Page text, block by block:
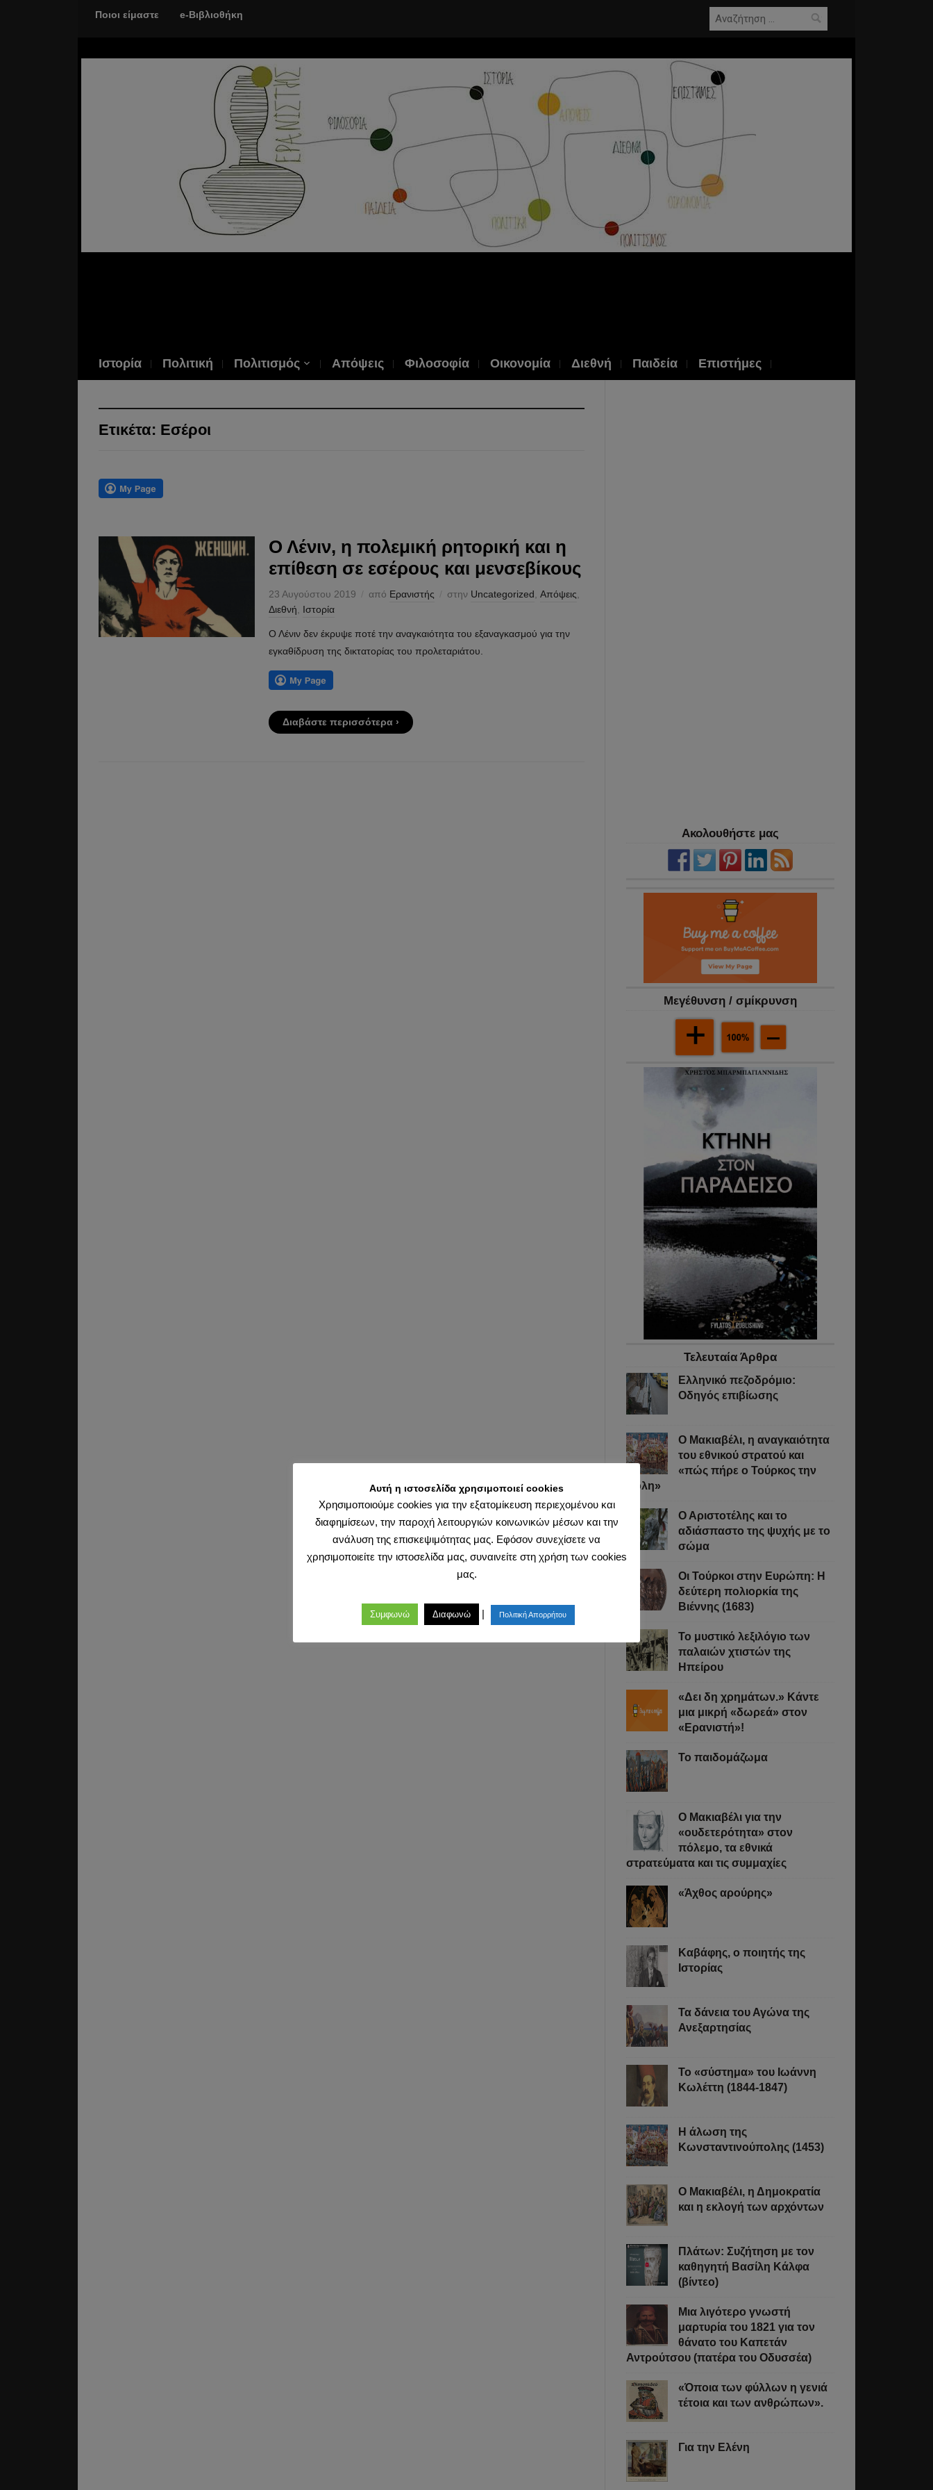
Ποιοι είμαστε e-Βιβλιοθήκη
Αναζήτηση
για:
Ιστορία Πολιτική Πολιτισμός Απόψεις Φιλοσοφία Οικονομία Διεθνή Παιδεία Επιστήμες
Ετικέτα: Εσέροι
Ο Λένιν, η πολεμική ρητορική και η
επίθεση σε εσέρους και μενσεβίκους
23 Αυγούστου 2019 από Ερανιστής στην Uncategorized Απόψεις
Διεθνή
Ιστορία
Ο Λένιν δεν έκρυψε ποτέ την αναγκαιότητα του εξαναγκασμού για την
εγκαθίδρυση της δικτατορίας του προλεταριάτου.
Διαβάστε περισσότερα ›
Ακολουθήστε μας
Mεγέθυνση / σμίκρυνση
Τελευταία Άρθρα
Ελληνικό πεζοδρόμιο:
Οδηγός επιβίωσης
Ο Μακιαβέλι, η αναγκαιότητα
του εθνικού στρατού και
«πώς πήρε ο Τούρκος την
Πόλη»
Ο Αριστοτέλης και το
αδιάσπαστο της ψυχής με το
σώμα
Οι Τούρκοι στην Ευρώπη: Η
δεύτερη πολιορκία της
Βιέννης (1683)
Το μυστικό λεξιλόγιο των
παλαιών χτιστών της
Ηπείρου
«Δει δη χρημάτων.» Κάντε
μια μικρή «δωρεά» στον
«Ερανιστή»!
Το παιδομάζωμα
O Μακιαβέλι για την
«ουδετερότητα» στον
πόλεμο, τα εθνικά
στρατεύματα και τις συμμαχίες
«Άχθος αρούρης»
Καβάφης, ο ποιητής της
Ιστορίας
Τα δάνεια του Αγώνα της
Ανεξαρτησίας
Το «σύστημα» του Ιωάννη
Κωλέττη (1844-1847)
Η άλωση της
Κωνσταντινούπολης (1453)
Ο Μακιαβέλι, η Δημοκρατία
και η εκλογή των αρχόντων
Πλάτων: Συζήτηση με τον
καθηγητή Βασίλη Κάλφα
(βίντεο)
Μια λιγότερο γνωστή
μαρτυρία του 1821 για τον
θάνατο του Καπετάν
Αντρούτσου (πατέρα του Οδυσσέα)
«Όποια των φύλλων η γενιά
τέτοια και των ανθρώπων».
Για την Ελένη
Αυτή η ιστοσελίδα χρησιμοποιεί cookies
Χρησιμοποιούμε cookies για την εξατομίκευση περιεχομένου και
διαφημίσεων, την παροχή λειτουργιών κοινωνικών μέσων και την
ανάλυση της επισκεψιμότητας μας. Εφόσον συνεχίσετε να
χρησιμοποιείτε την ιστοσελίδα μας, συναινείτε στη χρήση των cookies
μας.
Συμφωνώ Διαφωνώ | Πολιτική Απορρήτου